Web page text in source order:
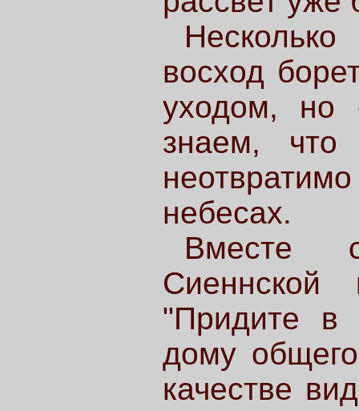
восход
уходом, но
знаем,
небесах.
Вместе
"Придите в
дому
качестве